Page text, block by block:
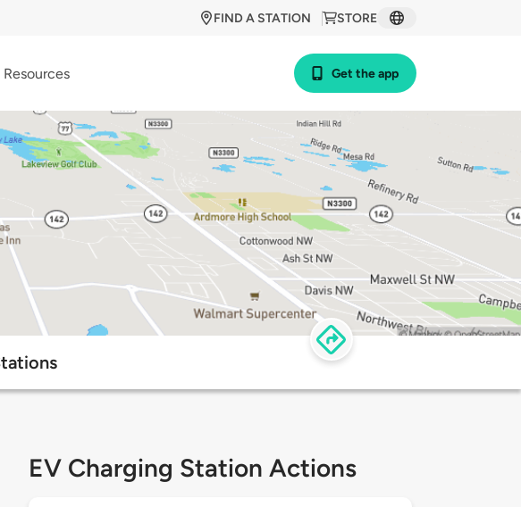
STORE
FIND A STATION
Resources Get the app
EV Charging Station Actions